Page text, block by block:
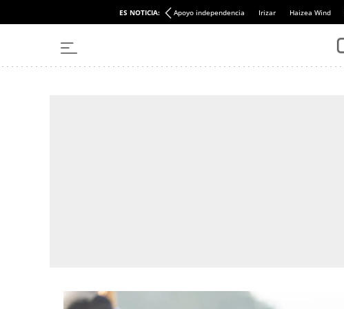
ES NOTICIA: Apoyo independencia Irizar Haizea Wind